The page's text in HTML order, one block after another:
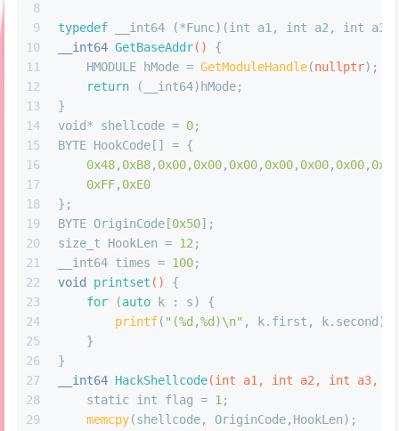
8
9
10
11
12
13
14
15
16
17
18
19
20
21
22
23
24
25
26
27
28
29
typedef __int64 (*Func)(int a1, int a2, int a3,
__int64 GetBaseAddr()
{
    HMODULE hMode =
GetModuleHandle(nullptr);
return (__int64)hMode;
}
void* shellcode = 0;
BYTE HookCode[] = {
0x48, 0xB8, 0x00, 0x00, 0x00, 0x00, 0x00, 0x00, 0x00
0xFF, 0xE0
};
BYTE OriginCode[0x50];
size_t HookLen = 12;
__int64 times = 100;
void
printset ()
{
for (auto k : s) {
printf( "(%d,%d)\n" , k.first, k.second);
    }
}
__int64 HackShellcode(int a1, int a2, int a3,
static
int flag = 1;
memcpy(shellcode,